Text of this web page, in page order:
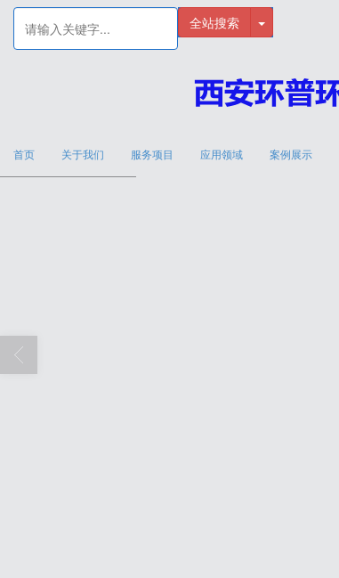
全站搜索
首页 关于我们 服务项目 应用领域 案例展示